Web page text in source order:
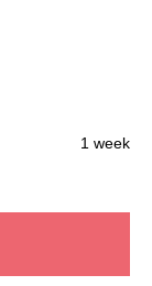
1 week